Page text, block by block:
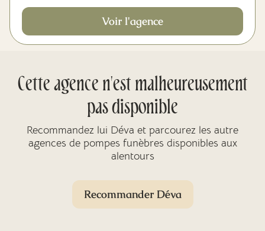
Voir l'agence
Cette agence n'est malheureusement
pas disponible
Recommandez lui Déva et parcourez les autre
agences de pompes funèbres disponibles aux
alentours
Recommander Déva